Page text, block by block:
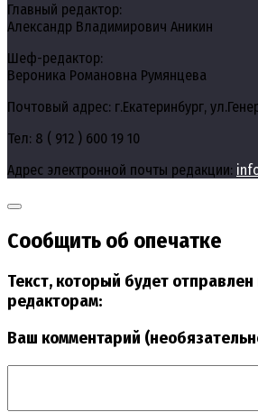
Главный редактор:
Александр Владимирович Аникин
Шеф-редактор:
Вероника Романовна Румянцева
Почтовый адрес: г.Екатеринбург,
Тел: 8 ( 912 ) 600 19 10
Адрес электронной почты редакции:
Сообщить об опечатке
Текст, который будет
редакторам:
Ваш комментарий